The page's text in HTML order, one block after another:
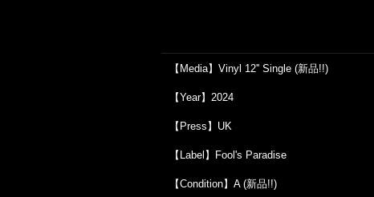
【Media】Vinyl 12'' Single (新品!!)
【Year】2024
【Press】UK
【Label】Fool's Paradise
【Condition】A (新品!!)